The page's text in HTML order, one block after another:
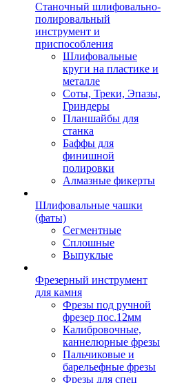
Станочный шлифовально-
полировальный
инструмент и
приспособления
Шлифовальные
круги на пластике и
металле
Соты, Треки, Эпазы,
Гриндеры
Планшайбы для
станка
Баффы для
финишной
полировки
Алмазные фикерты
Шлифовальные чашки
(фаты)
Сегментные
Сплошные
Выпуклые
Фрезерный инструмент
для камня
Фрезы под ручной
фрезер пос.12мм
Калибровочные,
каннелюрные фрезы
Пальчиковые и
барельефные фрезы
Фрезы для спец